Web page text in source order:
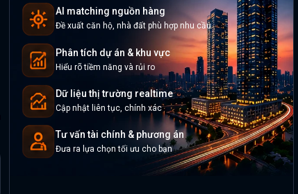
AI matching nguồn hàng
Đề xuất căn hộ, nhà đất phù hợp nhu cầu
Phân tích dự án & khu vực
Hiểu rõ tiềm năng và rủi ro
Dữ liệu thị trường realtime
Cập nhật liên tục, chính xác
Tư vấn tài chính & phương án
Đưa ra lựa chọn tối ưu cho bạn